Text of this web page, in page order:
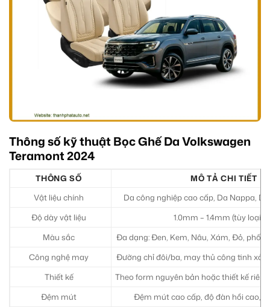
Thông số kỹ thuật Bọc Ghế Da Volkswagen
Teramont 2024
THÔNG SỐ
MÔ TẢ CHI TIẾT
Vật liệu chính
Da công nghiệp cao cấp, Da Nappa,
Độ dày vật liệu
1.0mm – 1.4mm (tùy loại
Màu sắc
Đa dạng: Đen, Kem, Nâu, Xám, Đỏ, phối
Công nghệ may
Đường chỉ đôi/ba, may thủ công tinh
Thiết kế
Theo form nguyên bản hoặc thiết kế
Đệm mút
Đệm mút cao cấp, độ đàn hồi cao,